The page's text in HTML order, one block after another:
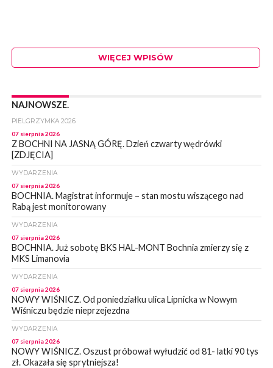
WIĘCEJ WPISÓW
NAJNOWSZE.
PIELGRZYMKA 2026
07 sierpnia 2026
Z BOCHNI NA JASNĄ GÓRĘ. Dzień czwarty wędrówki
[ZDJĘCIA]
WYDARZENIA
07 sierpnia 2026
BOCHNIA. Magistrat informuje – stan mostu wiszącego nad
Rabą jest monitorowany
WYDARZENIA
07 sierpnia 2026
BOCHNIA. Już sobotę BKS HAL-MONT Bochnia zmierzy się z
MKS Limanovia
WYDARZENIA
07 sierpnia 2026
NOWY WIŚNICZ. Od poniedziałku ulica Lipnicka w Nowym
Wiśniczu będzie nieprzejezdna
WYDARZENIA
07 sierpnia 2026
NOWY WIŚNICZ. Oszust próbował wyłudzić od 81- latki 90 tys
zł. Okazała się sprytniejsza!